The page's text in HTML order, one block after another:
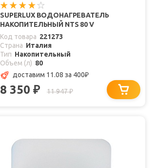
SUPERLUX ВОДОНАГРЕВАТЕЛЬ
НАКОПИТЕЛЬНЫЙ NTS 80 V
Код товара 221273
Страна Италия
Тип Накопительный
Объем (л) 80
доставим 11.08 за 400₽
8 350 ₽ 11 947₽